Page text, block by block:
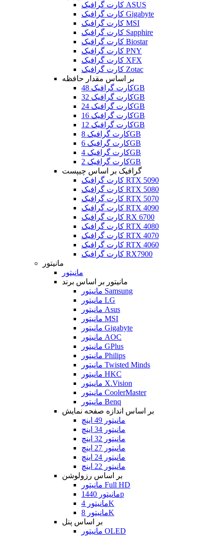
کارت گرافیک ASUS
کارت گرافیک Gigabyte
کارت گرافیک MSI
کارت گرافیک Sapphire
کارت گرافیک Biostar
کارت گرافیک PNY
کارت گرافیک XFX
کارت گرافیک Zotac
بر اساس مقدار حافظه
کارت گرافیک 48GB
کارت گرافیک 32GB
کارت گرافیک 24GB
کارت گرافیک 16GB
کارت گرافیک 12GB
کارت گرافیک 8GB
کارت گرافیک 6GB
کارت گرافیک 4GB
کارت گرافیک 2GB
گرافیک بر اساس چیپست
کارت گرافیک RTX 5090
کارت گرافیک RTX 5080
کارت گرافیک RTX 5070
کارت گرافیک RTX 4090
کارت گرافیک RX 6700
کارت گرافیک RTX 4080
کارت گرافیک RTX 4070
کارت گرافیک RTX 4060
کارت گرافیک RX7900
مانیتور
مانیتور
مانیتور بر اساس برند
مانیتور Samsung
مانیتور LG
مانیتور Asus
مانیتور MSI
مانیتور Gigabyte
مانیتور AOC
مانیتور GPlus
مانیتور Philips
مانیتور Twisted Minds
مانیتور HKC
مانیتور X.Vision
مانیتور CoolerMaster
مانیتور Benq
بر اساس اندازه صفحه نمایش
مانیتور 49 اینچ
مانیتور 34 اینچ
مانیتور 32 اینچ
مانیتور 27 اینچ
مانیتور 24 اینچ
مانیتور 22 اینچ
بر اساس رزولوشن
مانیتور Full HD
مانیتور 1440p
مانیتور 4K
مانیتور 8K
بر اساس پنل
مانیتور OLED